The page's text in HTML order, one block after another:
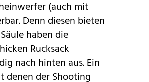
(auch mit
Denn diesen bieten
haben die
Rucksack
nach hinten aus. Ein
denen der Shooting